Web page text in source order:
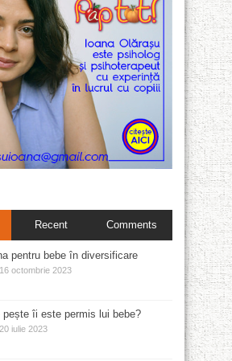
Recent Comments
pentru bebe în diversificare
16 octombrie 2023
pește îi este permis lui bebe?
20 iulie 2023